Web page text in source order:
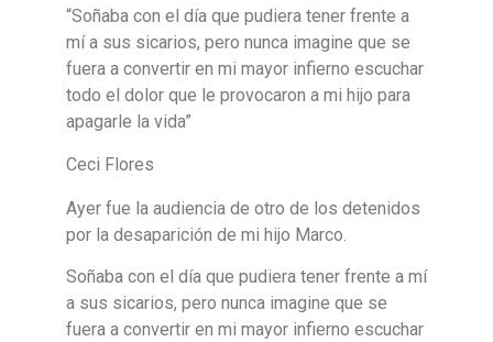
“Soñaba con el día que pudiera tener frente a
mí a sus sicarios, pero nunca imagine que se
fuera a convertir en mi mayor infierno escuchar
todo el dolor que le provocaron a mi hijo para
apagarle la vida”
Ceci Flores
Ayer fue la audiencia de otro de los detenidos
por la desaparición de mi hijo Marco.
Soñaba con el día que pudiera tener frente a mí
a sus sicarios, pero nunca imagine que se
fuera a convertir en mi mayor infierno escuchar